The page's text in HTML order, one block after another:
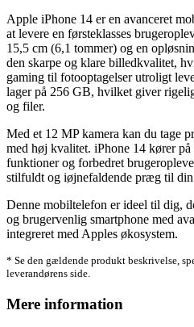
Apple iPhone 14 er en avanceret
at levere en førsteklasses
15,5 cm (6,1 tommer) og en
den skarpe og klare billedkvalitet,
gaming til fotooptagelser utroligt
lager på 256 GB, hvilket giver
og filer.
Med et 12 MP kamera kan du tage
med høj kvalitet. iPhone 14 kører
funktioner og forbedret
stilfuldt og iøjnefaldende præg til
Denne mobiltelefon er ideel til dig,
og brugervenlig smartphone med
integreret med Apples økosystem.
* Se den gældende produkt beskrivelse,
leverandørens side.
Mere information